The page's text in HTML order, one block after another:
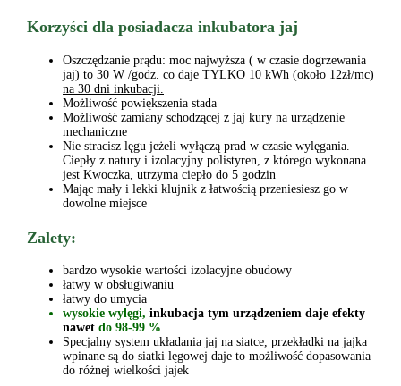
Korzyści dla posiadacza inkubatora jaj
Oszczędzanie prądu: moc najwyższa ( w czasie dogrzewania
jaj) to 30 W /godz. co daje TYLKO 10 kWh (około 12zł/mc)
na 30 dni inkubacji.
Możliwość powiększenia stada
Możliwość zamiany schodzącej z jaj kury na urządzenie
mechaniczne
Nie stracisz lęgu jeżeli wyłączą prad w czasie wylęgania.
Ciepły z natury i izolacyjny polistyren, z którego wykonana
jest Kwoczka, utrzyma ciepło do 5 godzin
Mając mały i lekki klujnik z łatwością przeniesiesz go w
dowolne miejsce
Zalety:
bardzo wysokie wartości izolacyjne obudowy
łatwy w obsługiwaniu
łatwy do umycia
wysokie wylęgi, inkubacja tym urządzeniem daje efekty
nawet do 98-99 %
Specjalny system układania jaj na siatce, przekładki na jajka
wpinane są do siatki lęgowej daje to możliwość dopasowania
do różnej wielkości jajek